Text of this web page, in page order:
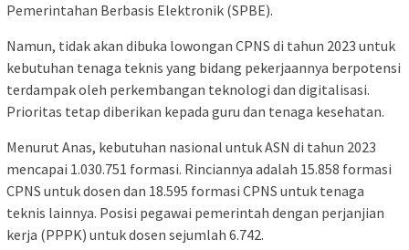
Pemerintahan Berbasis Elektronik (SPBE).
Namun, tidak akan dibuka lowongan CPNS di tahun 2023 untuk
kebutuhan tenaga teknis yang bidang pekerjaannya berpotensi
terdampak oleh perkembangan teknologi dan digitalisasi.
Prioritas tetap diberikan kepada guru dan tenaga kesehatan.
Menurut Anas, kebutuhan nasional untuk ASN di tahun 2023
mencapai 1.030.751 formasi. Rinciannya adalah 15.858 formasi
CPNS untuk dosen dan 18.595 formasi CPNS untuk tenaga
teknis lainnya. Posisi pegawai pemerintah dengan perjanjian
kerja (PPPK) untuk dosen sejumlah 6.742.